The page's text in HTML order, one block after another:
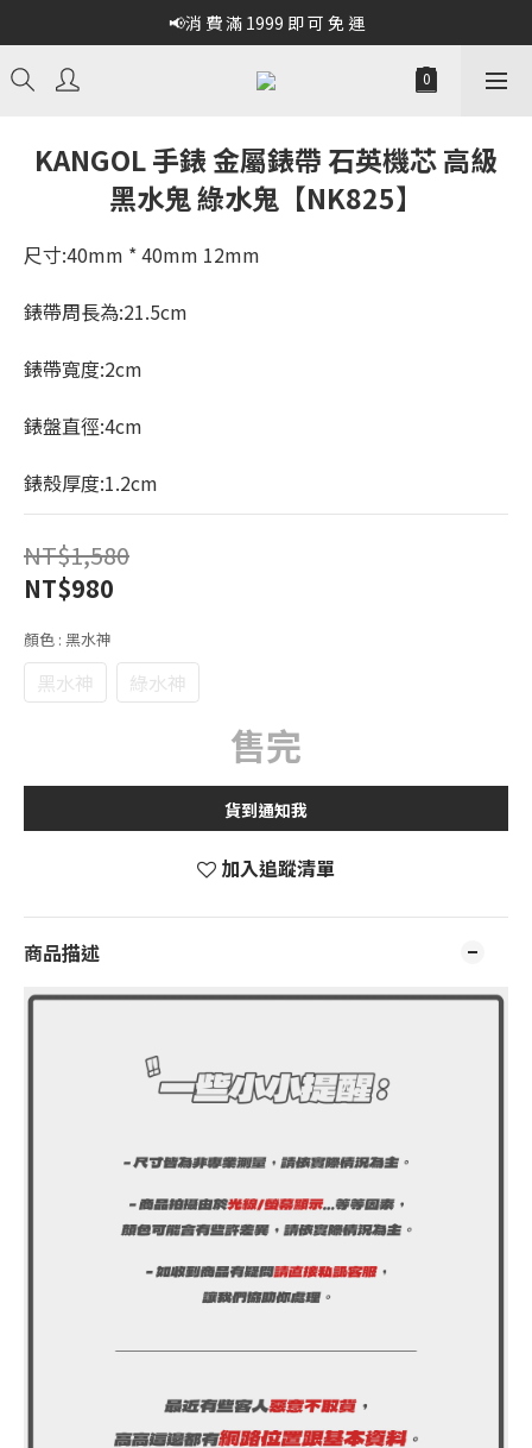
📢消 費 滿 1999 即 可 免 運
KANGOL 手錶 金屬錶帶 石英機芯 高級
黑水鬼 綠水鬼【NK825】
尺寸:40mm * 40mm 12mm
錶帶周長為:21.5cm
錶帶寬度:2cm
錶盤直徑:4cm
錶殼厚度:1.2cm
NT$1,580
NT$980
顏色 : 黑水神
黑水神 綠水神
售完
貨到通知我
加入追蹤清單
商品描述